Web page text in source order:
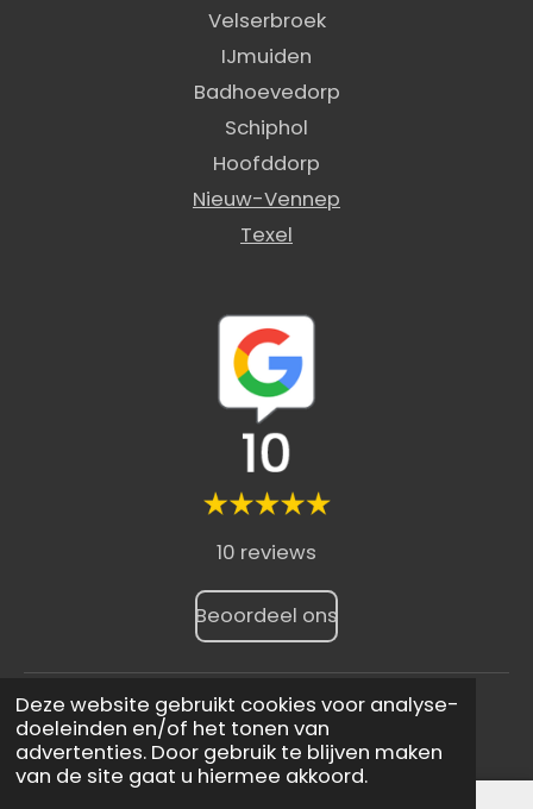
Deze website gebruikt cookies voor analyse-
doeleinden en/of het tonen van
advertenties. Door gebruik te blijven maken
van de site gaat u hiermee akkoord.
Velserbroek
IJmuiden
Badhoevedorp
Schiphol
Hoofddorp
Nieuw-Vennep
Texel
10 reviews
Beoordeel ons
website doorshoptimalisatie